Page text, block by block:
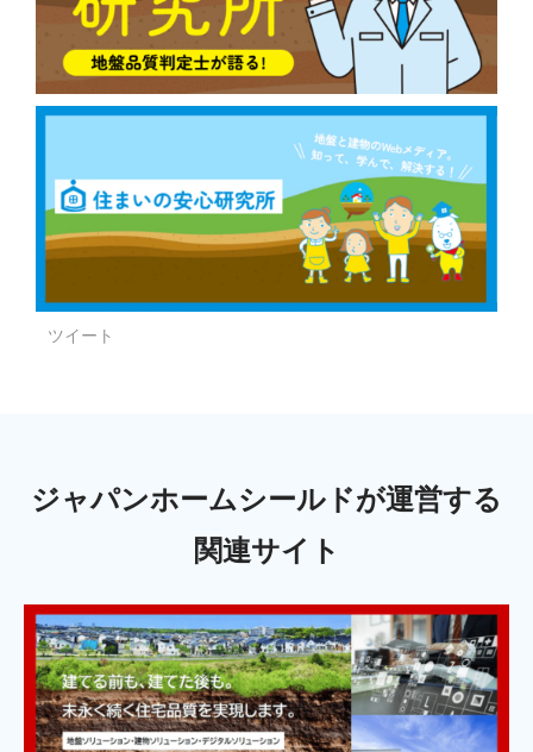
ツイート
ジャパンホームシールドが運営する
関連サイト